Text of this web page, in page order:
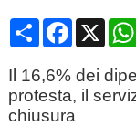
CondividiFacebook
X
Il 16,6% dei
protesta, il
chiusura